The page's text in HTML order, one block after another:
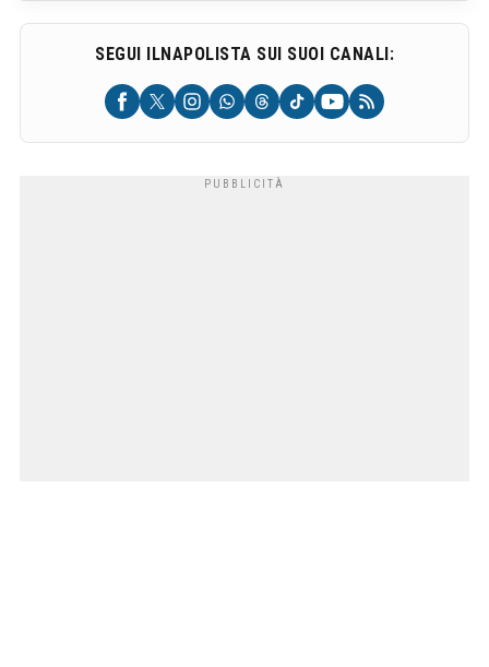
SEGUI ILNAPOLISTA SUI SUOI CANALI: